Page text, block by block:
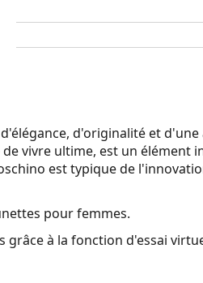
d'originalité et
vivre ultime, est un élément
est typique de
pour femmes.
grâce à la fonction d'essai